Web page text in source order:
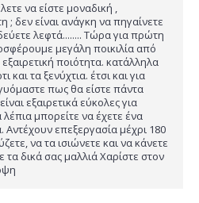
να είστε μοναδική ,
; δεν είναι ανάγκη να πηγαίνετε
λεφτά........ Τώρα για πρώτη
μεγάλη ποικιλία από
ποιότητα. κατάλληλα
και τα ξενύχτια. έτσι και για
πως θα είστε πάντα
εξαιρετικά εύκολες για
μπορείτε να έχετε ένα
επεξεργασία μέχρι 180
να τα ισιώνετε και να κάνετε
δικά σας μαλλιά Χαρίστε στον